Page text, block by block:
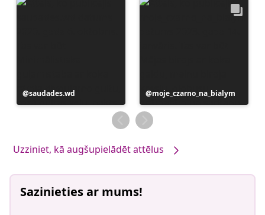
Ierakstu
publicējis
saudades.wd
Ierakstu
publicējis
moje_czarno_na_bialym
Uzziniet, kā augšupielādēt attēlus
Sazinieties ar mums!